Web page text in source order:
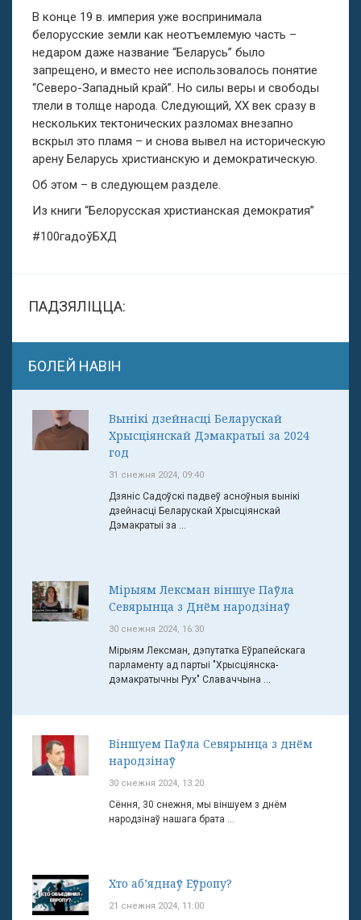
В конце 19 в. империя уже воспринимала
белорусские земли как неотъемлемую часть –
недаром даже название “Беларусь” было
запрещено, и вместо нее использовалось понятие
“Северо-Западный край”. Но силы веры и свободы
тлели в толще народа. Следующий, ХХ век сразу в
нескольких тектонических разломах внезапно
вскрыл это пламя – и снова вывел на историческую
арену Беларусь христианскую и демократическую.
Об этом – в следующем разделе.
Из книги “Белорусская христианская демократия”
#100гадоўБХД
ПАДЗЯЛІЦЦА:
БОЛЕЙ НАВІН
Вынікі дзейнасці Беларускай
Хрысціянскай Дэмакратыі за 2024
год
31 снежня 2024, 09:40
Дзяніс Садоўскі падвеў асноўныя вынікі
дзейнасці Беларускай Хрысціянскай
Дэмакратыі за ...
Мірыям Лексман віншуе Паўла
Севярынца з Днём народзінаў
30 снежня 2024, 16:30
Мірыям Лексман, дэпутатка Еўрапейскага
парламенту ад партыі "Хрысціянска-
дэмакратычны Рух" Славаччына ...
Віншуем Паўла Севярынца з днём
народзінаў
30 снежня 2024, 13:20
Сёння, 30 снежня, мы віншуем з днём
народзінаў нашага брата ...
Хто аб’яднаў Еўропу?
21 снежня 2024, 11:00